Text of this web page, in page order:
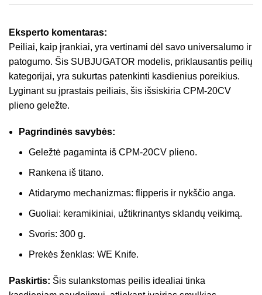
Eksperto komentaras:
Peiliai, kaip įrankiai, yra vertinami dėl savo universalumo ir
patogumo. Šis SUBJUGATOR modelis, priklausantis peilių
kategorijai, yra sukurtas patenkinti kasdienius poreikius.
Lyginant su įprastais peiliais, šis išsiskiria CPM-20CV
plieno geležte.
Pagrindinės savybės:
Geležtė pagaminta iš CPM-20CV plieno.
Rankena iš titano.
Atidarymo mechanizmas: flipperis ir nykščio anga.
Guoliai: keramikiniai, užtikrinantys sklandų veikimą.
Svoris: 300 g.
Prekės ženklas: WE Knife.
Paskirtis: Šis sulankstomas peilis idealiai tinka